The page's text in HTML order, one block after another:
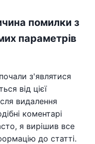
помилки з
параметрів
з'являтися
від цієї
видалення
коментарі
я вирішив все
до статті.